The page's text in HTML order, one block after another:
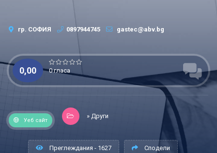
гр. СОФИЯ 0897944745 gastec@abv.bg
0,00 0 гласа
Уеб сайт
» Други
Преглеждания - 1627 Сподели